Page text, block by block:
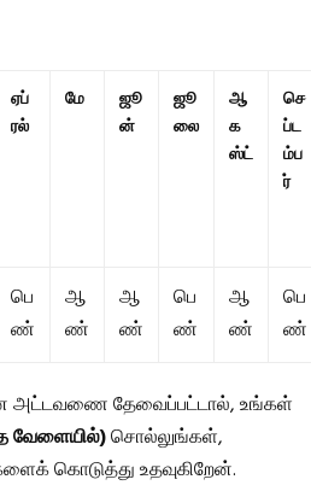
ஏப்
ரல்
மே
ஜூ
ன்
ஜூ
லை
ஆ
க
ஸ்ட்
செ
ப்ட
ம்ப
ர்
பெ
ண்
ஆ
ண்
ஆ
ண்
பெ
ண்
ஆ
ண்
பெ
ண்
அட்டவணை தேவைப்பட்டால், உங்கள்
வேளையில்)சொல்லுங்கள்,
கொடுத்து உதவுகிறேன்.